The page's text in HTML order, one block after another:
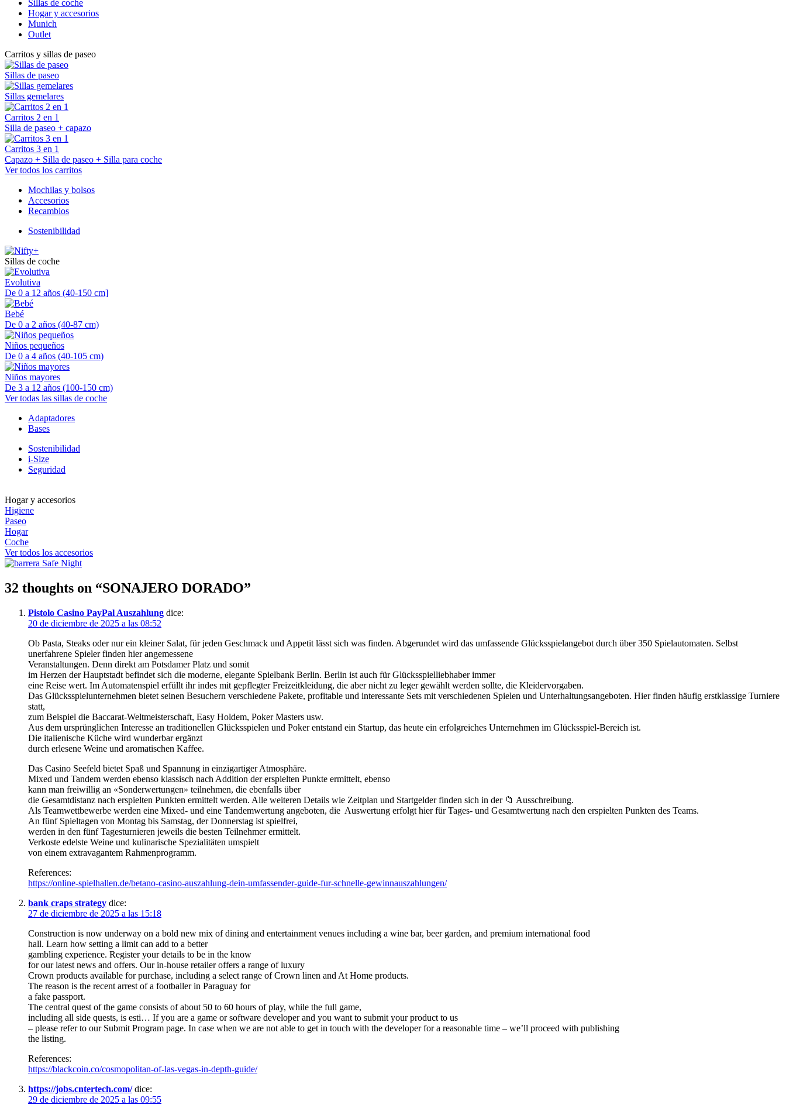
Sillas de coche
Hogar y accesorios
Munich
Outlet
Carritos y sillas de paseo
Sillas de paseo
Sillas gemelares
Carritos 2 en 1
Silla de paseo + capazo
Carritos 3 en 1
Capazo + Silla de paseo + Silla para coche
Ver todos los carritos
Mochilas y bolsos
Accesorios
Recambios
Sostenibilidad
Sillas de coche
Evolutiva
De 0 a 12 años (40-150 cm]
Bebé
De 0 a 2 años (40-87 cm)
Niños pequeños
De 0 a 4 años (40-105 cm)
Niños mayores
De 3 a 12 años (100-150 cm)
Ver todas las sillas de coche
Adaptadores
Bases
Sostenibilidad
i-Size
Seguridad
Hogar y accesorios
Higiene
Paseo
Hogar
Coche
Ver todos los accesorios
32 thoughts on “SONAJERO DORADO”
Pistolo Casino PayPal Auszahlung dice:
20 de diciembre de 2025 a las 08:52
Ob Pasta, Steaks oder nur ein kleiner Salat, für jeden Geschmack und Appetit lässt sich was finden. Abgerundet wird das umfassende Glücksspielangebot durch über 350 Spielautomaten. Selbst
unerfahrene Spieler finden hier angemessene
Veranstaltungen. Denn direkt am Potsdamer Platz und somit
im Herzen der Hauptstadt befindet sich die moderne, elegante Spielbank Berlin. Berlin ist auch für Glücksspielliebhaber immer
eine Reise wert. Im Automatenspiel erfüllt ihr indes mit gepflegter Freizeitkleidung, die aber nicht zu leger gewählt werden sollte, die Kleidervorgaben.
Das Glücksspielunternehmen bietet seinen Besuchern verschiedene Pakete, profitable und interessante Sets mit verschiedenen Spielen und Unterhaltungsangeboten. Hier finden häufig erstklassige Turniere
statt,
zum Beispiel die Baccarat-Weltmeisterschaft, Easy Holdem, Poker Masters usw.
Aus dem ursprünglichen Interesse an traditionellen Glücksspielen und Poker entstand ein Startup, das heute ein erfolgreiches Unternehmen im Glücksspiel-Bereich ist.
Die italienische Küche wird wunderbar ergänzt
durch erlesene Weine und aromatischen Kaffee.
Das Casino Seefeld bietet Spaß und Spannung in einzigartiger Atmosphäre.
Mixed und Tandem werden ebenso klassisch nach Addition der erspielten Punkte ermittelt, ebenso
kann man freiwillig an «Sonderwertungen» teilnehmen, die ebenfalls über
die Gesamtdistanz nach erspielten Punkten ermittelt werden. Alle weiteren Details wie Zeitplan und Startgelder finden sich in der 📁 Ausschreibung.
Als Teamwettbewerbe werden eine Mixed- und eine Tandemwertung angeboten, die Auswertung erfolgt hier für Tages- und Gesamtwertung nach den erspielten Punkten des Teams.
An fünf Spieltagen von Montag bis Samstag, der Donnerstag ist spielfrei,
werden in den fünf Tagesturnieren jeweils die besten Teilnehmer ermittelt.
Verkoste edelste Weine und kulinarische Spezialitäten umspielt
von einem extravagantem Rahmenprogramm.
References:
https://online-spielhallen.de/betano-casino-auszahlung-dein-umfassender-guide-fur-schnelle-gewinnauszahlungen/
bank craps strategy dice:
27 de diciembre de 2025 a las 15:18
Construction is now underway on a bold new mix of dining and entertainment venues including a wine bar, beer garden, and premium international food
hall. Learn how setting a limit can add to a better
gambling experience. Register your details to be in the know
for our latest news and offers. Our in-house retailer offers a range of luxury
Crown products available for purchase, including a select range of Crown linen and At Home products.
The reason is the recent arrest of a footballer in Paraguay for
a fake passport.
The central quest of the game consists of about 50 to 60 hours of play, while the full game,
including all side quests, is esti… If you are a game or software developer and you want to submit your product to us
– please refer to our Submit Program page. In case when we are not able to get in touch with the developer for a reasonable time – we’ll proceed with publishing
the listing.
References:
https://blackcoin.co/cosmopolitan-of-las-vegas-in-depth-guide/
https://jobs.cntertech.com/ dice:
29 de diciembre de 2025 a las 09:55